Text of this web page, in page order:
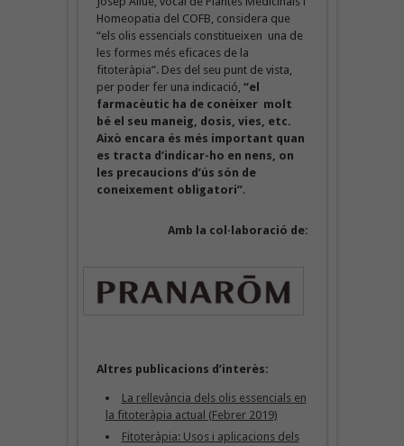
Homeopatia del COFB, considera que
“els olis essencials constitueixen una de
les formes més eficaces de la
fitoteràpia”. Des del seu punt de vista,
per poder fer una indicació, “el
farmacèutic ha de conèixer molt
bé el seu maneig, dosis, vies, etc.
Això encara és més important quan
es tracta d’indicar-ho en nens, on
les precaucions d’ús són de
coneixement obligatori”.
Amb la col·laboració de:
Altres publicacions d’interès:
La rellevància dels olis essencials en
la fitoteràpia actual (Febrer 2019)
Fitoteràpia: Usos i aplicacions dels